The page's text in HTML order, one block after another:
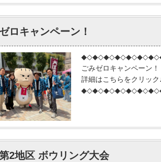
ロキャンペーン！
ごみゼロキャンペーン！
詳細はこちらをクリック
2地区 ボウリング大会